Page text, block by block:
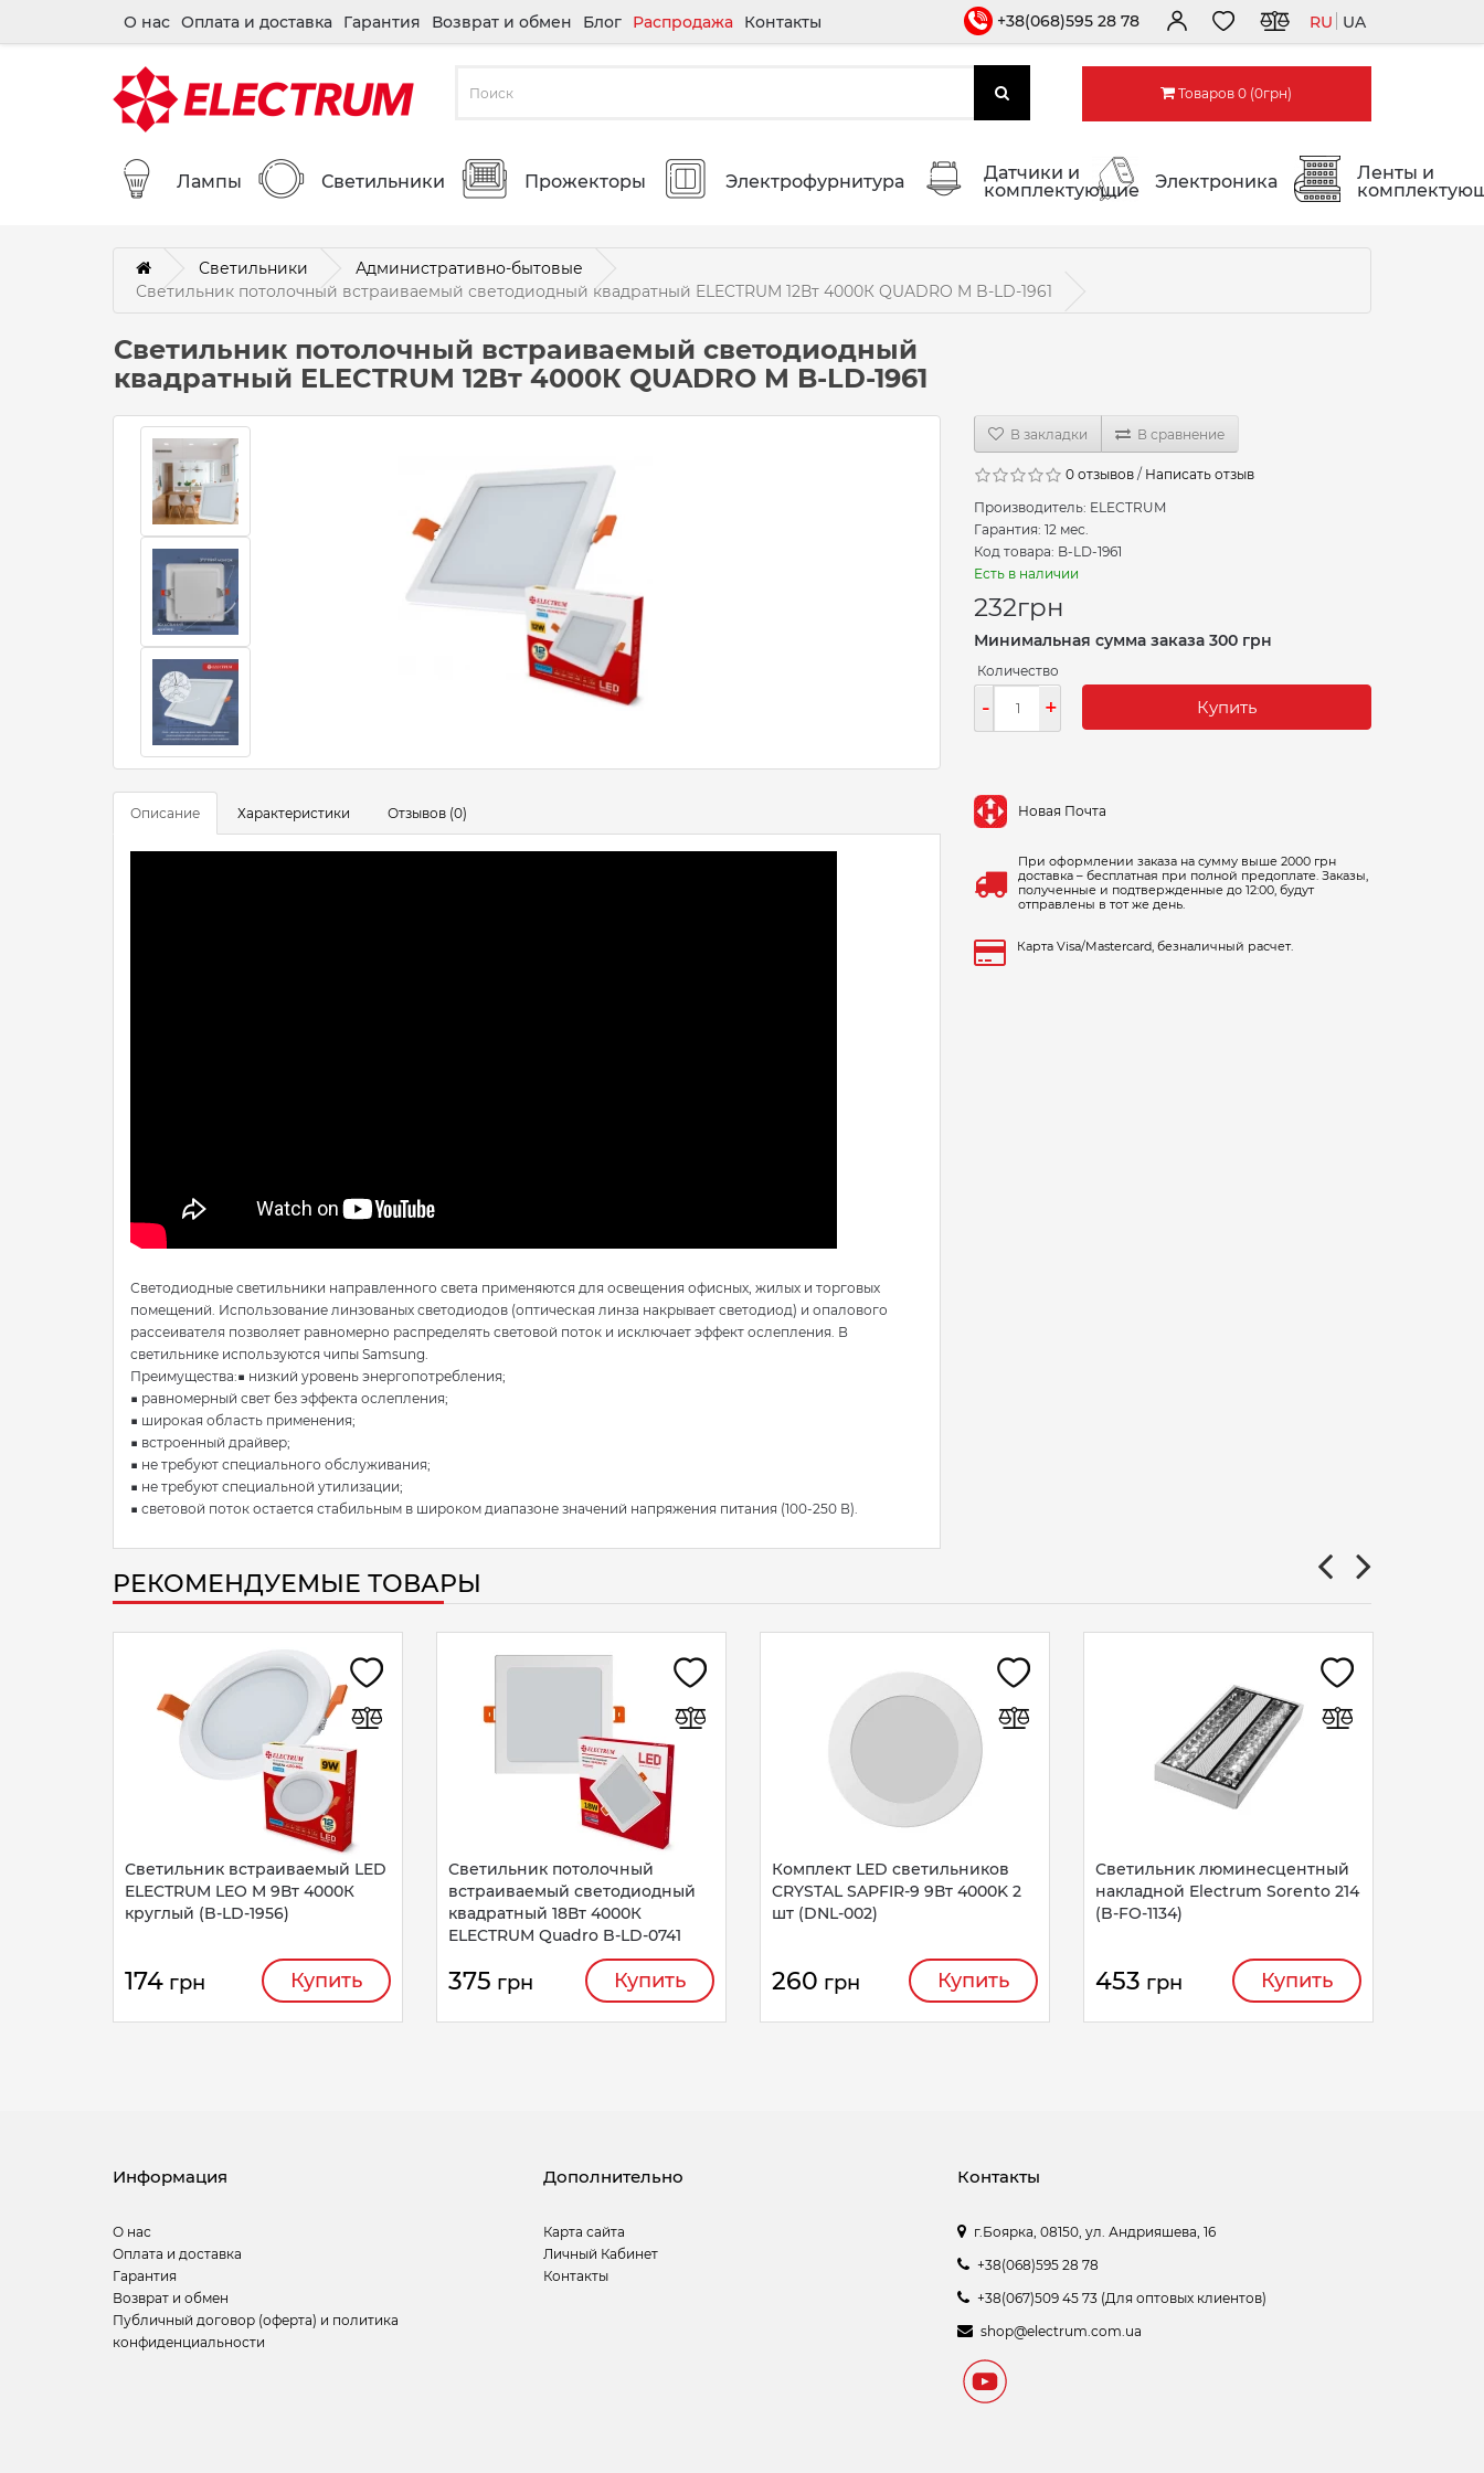
О нас Оплата и доставка Гарантия Возврат и обмен Блог Распродажа Контакты +38(068)595 28 78 RU UA
Товаров 0 (0грн)
Лампы Светильники Прожекторы Электрофурнитура
Датчики и
комплектующие
Электроника
Ленты и
Светильники
Административно-бытовые
Светильник потолочный встраиваемый светодиодный квадратный ELECTRUM 12Вт 4000К QUADRO M B-LD-1961
Светильник потолочный встраиваемый светодиодный
квадратный ELECTRUM 12Вт 4000К QUADRO M B-LD-1961
Описание Характеристики Отзывов (0)
Светодиодные светильники направленного света применяются для освещения офисных, жилых и торговых
помещений. Использование линзованых светодиодов (оптическая линза накрывает светодиод) и опалового
рассеивателя позволяет равномерно распределять световой поток и исключает эффект ослепления. В
светильнике используются чипы Samsung.
Преимущества:■ низкий уровень энергопотребления;
■ равномерный свет без эффекта ослепления;
■ широкая область применения;
■ встроенный драйвер;
■ не требуют специального обслуживания;
■ не требуют специальной утилизации;
■ световой поток остается стабильным в широком диапазоне значений напряжения питания (100-250 В).
В закладки В сравнение
0 отзывов / Написать отзыв
Производитель: ELECTRUM
Гарантия: 12 мес.
Код товара: B-LD-1961
Есть в наличии
232грн
Минимальная сумма заказа 300 грн
Количество
- + Купить
Новая Почта
При оформлении заказа на сумму выше 2000 грн
доставка – бесплатная при полной предоплате. Заказы,
полученные и подтвержденные до 12:00, будут
отправлены в тот же день.
Карта Visa/Mastercard, безналичный расчет.
РЕКОМЕНДУЕМЫЕ ТОВАРЫ
Светильник встраиваемый LED
ELECTRUM LEO M 9Вт 4000К
круглый (B-LD-1956)
174 грн Купить
Светильник потолочный
встраиваемый светодиодный
квадратный 18Вт 4000К
ELECTRUM Quadro B-LD-0741
375 грн Купить
Комплект LED светильников
CRYSTAL SAPFIR-9 9Вт 4000K 2
шт (DNL-002)
260 грн Купить
Светильник люминесцентный
накладной Electrum Sorento 214
(B-FO-1134)
453 грн Купить
Информация
О нас
Оплата и доставка
Гарантия
Возврат и обмен
Публичный договор (оферта) и политика
конфиденциальности
Дополнительно
Карта сайта
Личный Кабинет
Контакты
Контакты
г.Боярка, 08150, ул. Андрияшева, 16
+38(068)595 28 78
+38(067)509 45 73 (Для оптовых клиентов)
shop@electrum.com.ua